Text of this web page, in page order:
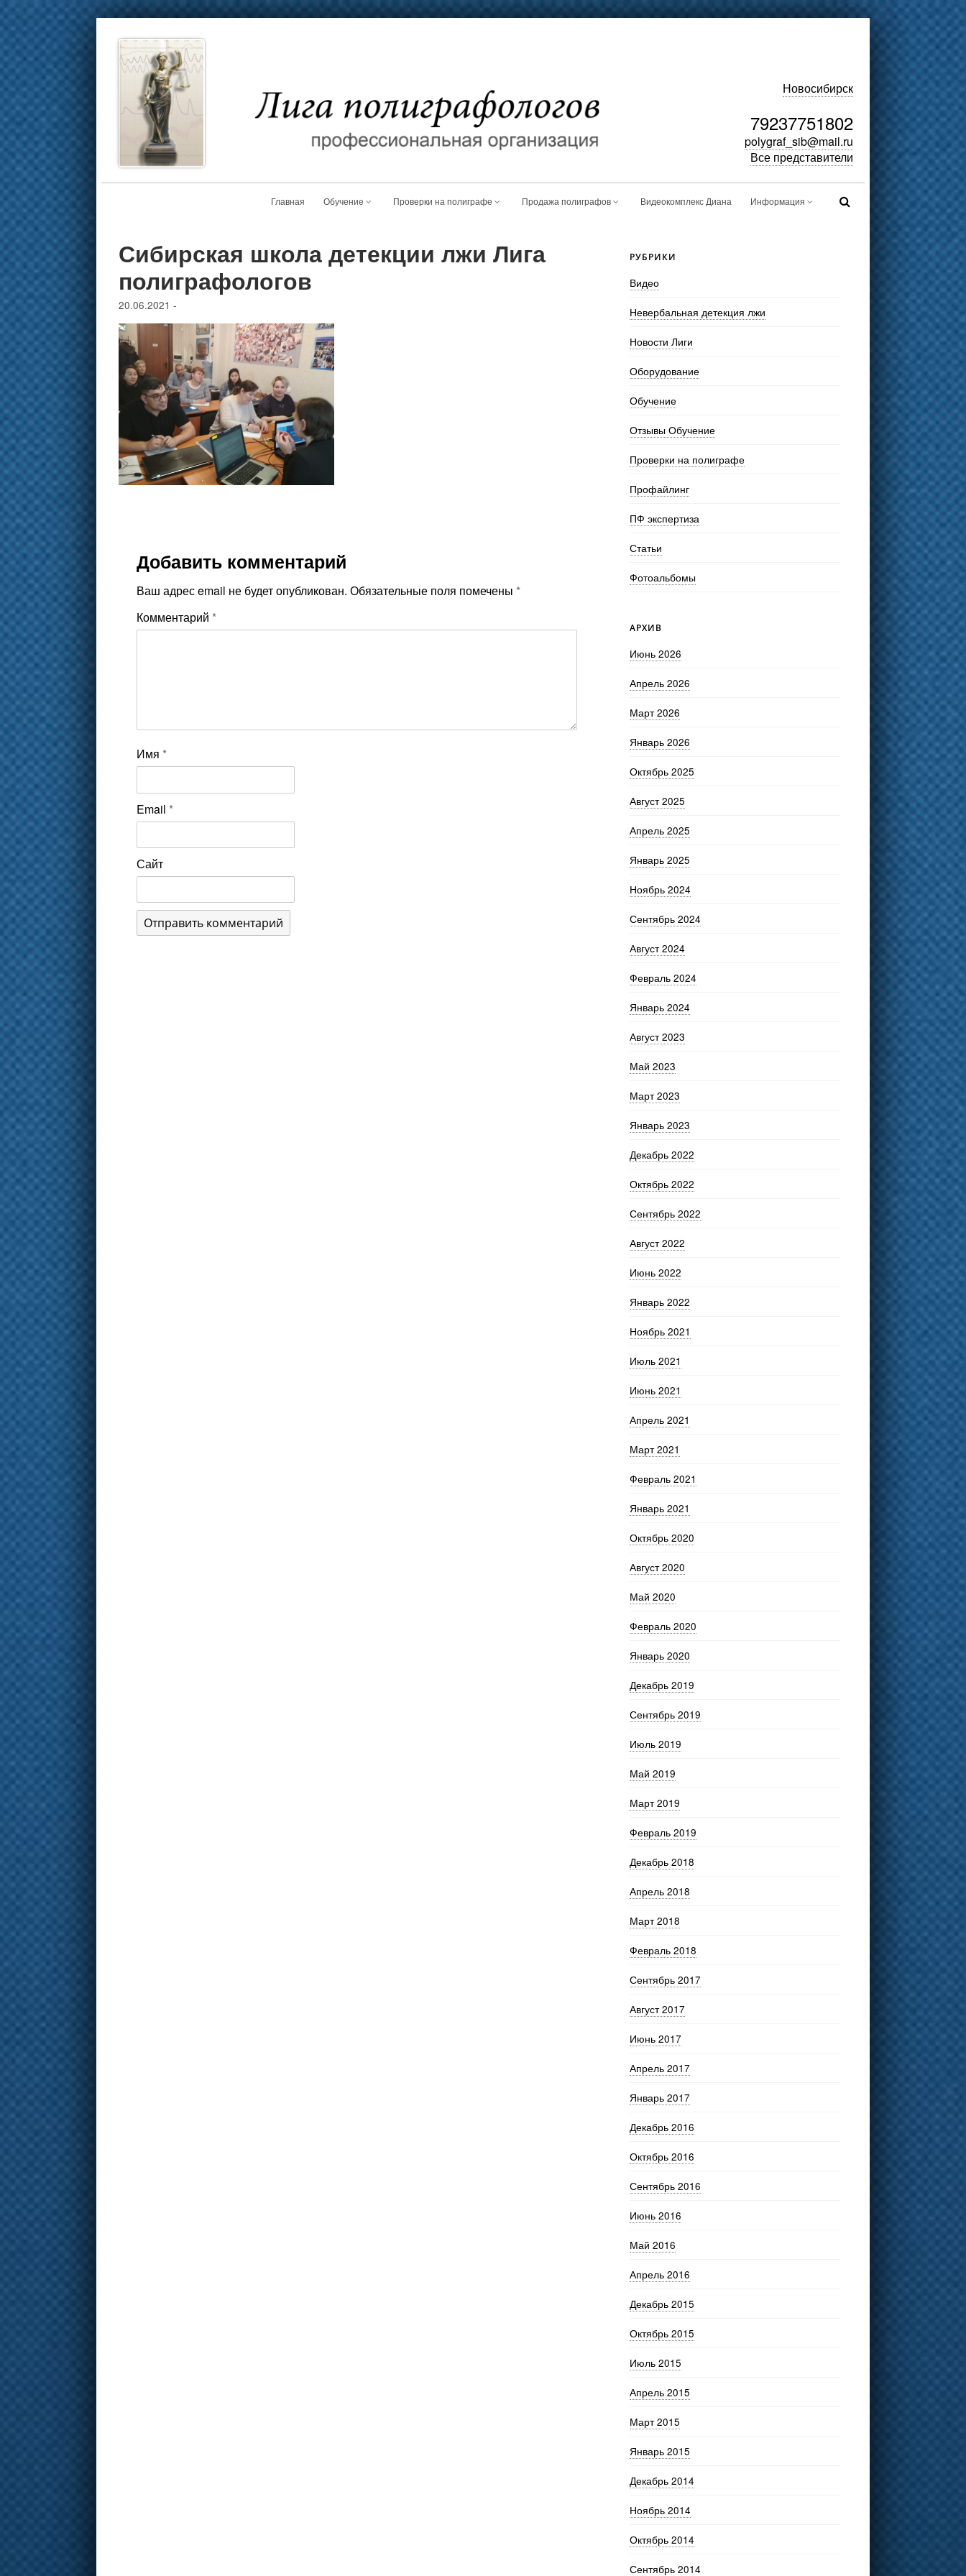
Новосибирск
79237751802
polygraf_sib@mail.ru
Все представители
Главная Обучение Проверки на полиграфе Продажа полиграфов Видеокомплекс Диана Информация
Сибирская школа детекции лжи Лига
полиграфологов
20.06.2021 -
Добавить комментарий
Ваш адрес email не будет опубликован. Обязательные поля помечены *
Комментарий *
Имя *
Email *
Сайт
РУБРИКИ
Видео
Невербальная детекция лжи
Новости Лиги
Оборудование
Обучение
Отзывы Обучение
Проверки на полиграфе
Профайлинг
ПФ экспертиза
Статьи
Фотоальбомы
АРХИВ
Июнь 2026
Апрель 2026
Март 2026
Январь 2026
Октябрь 2025
Август 2025
Апрель 2025
Январь 2025
Ноябрь 2024
Сентябрь 2024
Август 2024
Февраль 2024
Январь 2024
Август 2023
Май 2023
Март 2023
Январь 2023
Декабрь 2022
Октябрь 2022
Сентябрь 2022
Август 2022
Июнь 2022
Январь 2022
Ноябрь 2021
Июль 2021
Июнь 2021
Апрель 2021
Март 2021
Февраль 2021
Январь 2021
Октябрь 2020
Август 2020
Май 2020
Февраль 2020
Январь 2020
Декабрь 2019
Сентябрь 2019
Июль 2019
Май 2019
Март 2019
Февраль 2019
Декабрь 2018
Апрель 2018
Март 2018
Февраль 2018
Сентябрь 2017
Август 2017
Июнь 2017
Апрель 2017
Январь 2017
Декабрь 2016
Октябрь 2016
Сентябрь 2016
Июнь 2016
Май 2016
Апрель 2016
Декабрь 2015
Октябрь 2015
Июль 2015
Апрель 2015
Март 2015
Январь 2015
Декабрь 2014
Ноябрь 2014
Октябрь 2014
Сентябрь 2014